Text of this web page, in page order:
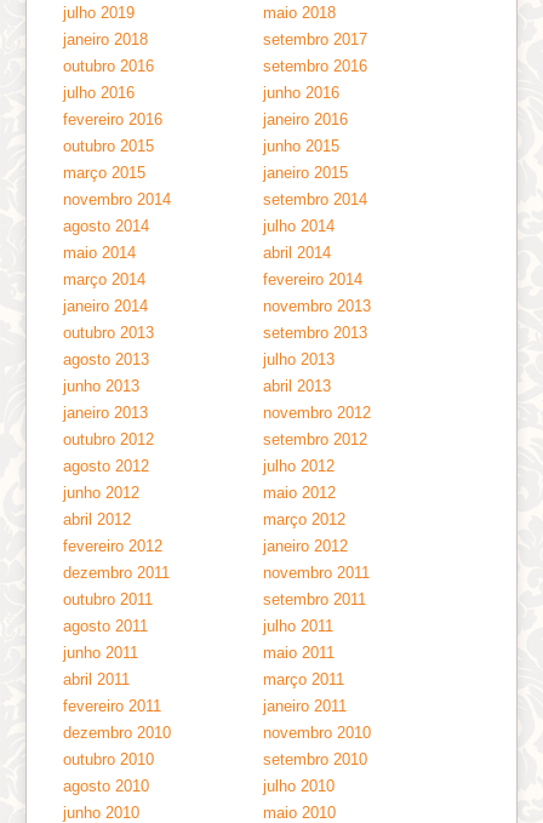
julho 2019
maio 2018
janeiro 2018
setembro 2017
outubro 2016
setembro 2016
julho 2016
junho 2016
fevereiro 2016
janeiro 2016
outubro 2015
junho 2015
março 2015
janeiro 2015
novembro 2014
setembro 2014
agosto 2014
julho 2014
maio 2014
abril 2014
março 2014
fevereiro 2014
janeiro 2014
novembro 2013
outubro 2013
setembro 2013
agosto 2013
julho 2013
junho 2013
abril 2013
janeiro 2013
novembro 2012
outubro 2012
setembro 2012
agosto 2012
julho 2012
junho 2012
maio 2012
abril 2012
março 2012
fevereiro 2012
janeiro 2012
dezembro 2011
novembro 2011
outubro 2011
setembro 2011
agosto 2011
julho 2011
junho 2011
maio 2011
abril 2011
março 2011
fevereiro 2011
janeiro 2011
dezembro 2010
novembro 2010
outubro 2010
setembro 2010
agosto 2010
julho 2010
junho 2010
maio 2010